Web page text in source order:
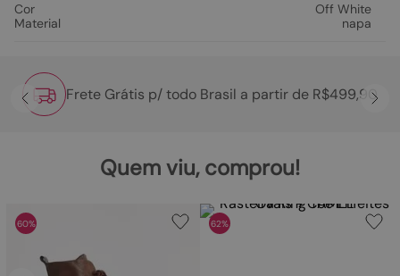
Cor
Off White
Material
napa
Frete Grátis p/ todo Brasil a partir de R$499,90
Quem viu, comprou!
60% 62%